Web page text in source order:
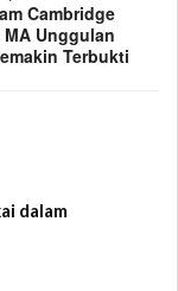
Cambridge
MA Unggulan
Terbukti
dalam